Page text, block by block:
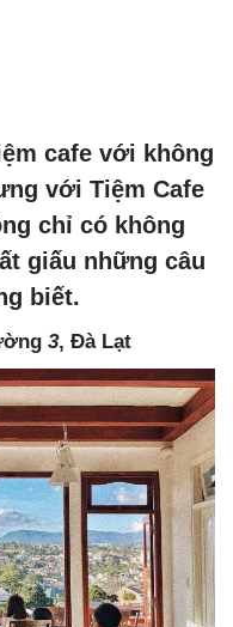
cafe với không
với Tiệm Cafe
chỉ có không
giấu những câu
biết.
3, Đà Lạt